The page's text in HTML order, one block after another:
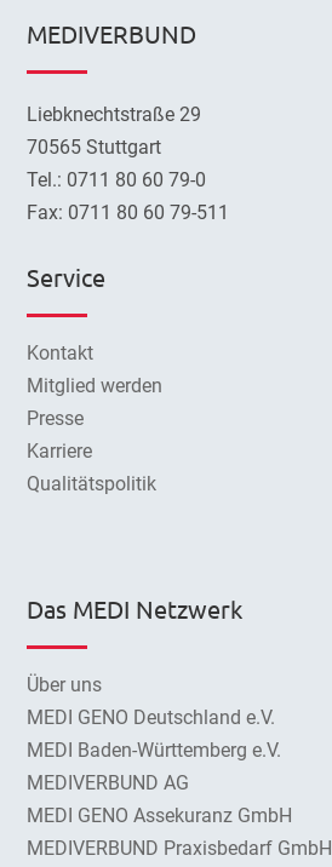
MEDIVERBUND
Liebknechtstraße 29
70565 Stuttgart
Tel.: 0711 80 60 79-0
Fax: 0711 80 60 79-511
Service
Kontakt
Mitglied werden
Presse
Karriere
Qualitätspolitik
Das MEDI Netzwerk
Über uns
MEDI GENO Deutschland e.V.
MEDI Baden-Württemberg e.V.
MEDIVERBUND AG
MEDI GENO Assekuranz GmbH
MEDIVERBUND Praxisbedarf GmbH